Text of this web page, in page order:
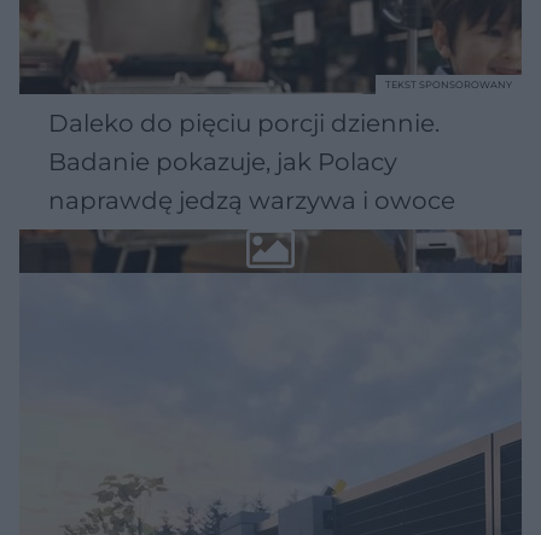
Daleko do pięciu porcji dziennie.
Badanie pokazuje, jak Polacy
naprawdę jedzą warzywa i owoce
TEKST SPONSOROWANY